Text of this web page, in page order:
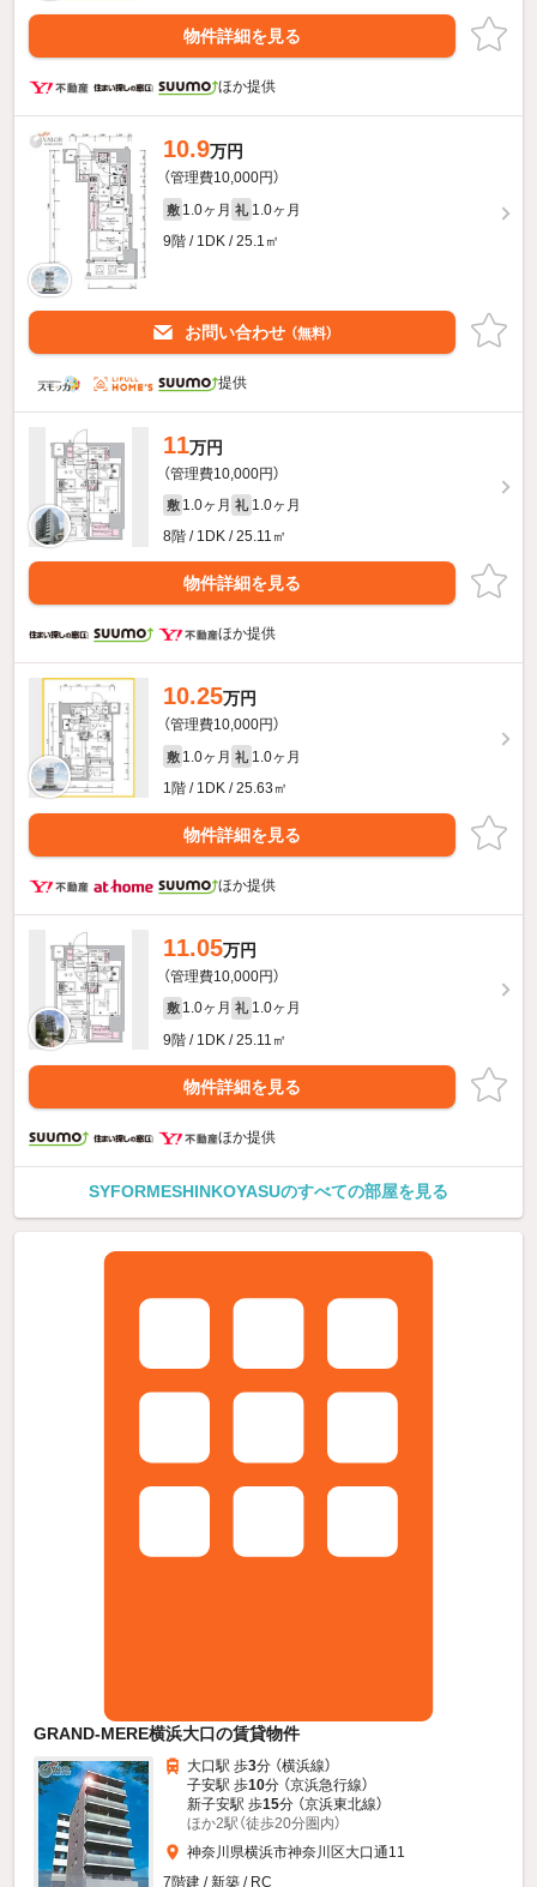
物件詳細を見る
ほか提供
10.9万円
（管理費10,000円）
敷 1.0ヶ月 礼 1.0ヶ月
9階 / 1DK / 25.1㎡
お問い合わせ （無料）
提供
11万円
（管理費10,000円）
敷 1.0ヶ月 礼 1.0ヶ月
8階 / 1DK / 25.11㎡
物件詳細を見る
ほか提供
10.25万円
（管理費10,000円）
敷 1.0ヶ月 礼 1.0ヶ月
1階 / 1DK / 25.63㎡
物件詳細を見る
ほか提供
11.05万円
（管理費10,000円）
敷 1.0ヶ月 礼 1.0ヶ月
9階 / 1DK / 25.11㎡
物件詳細を見る
ほか提供
SYFORMESHINKOYASUのすべての部屋を見る
GRAND‐MERE横浜大口の賃貸物件
大口駅 歩3分 （横浜線）
子安駅 歩10分 （京浜急行線）
新子安駅 歩15分 （京浜東北線）
ほか2駅（徒歩20分圏内）
神奈川県横浜市神奈川区大口通11
7階建 / 新築 / RC